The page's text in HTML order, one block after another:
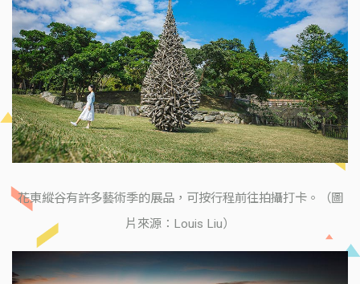
花東縱谷有許多藝術季的展品，可按行程前往拍攝打卡。（圖
片來源：Louis Liu）